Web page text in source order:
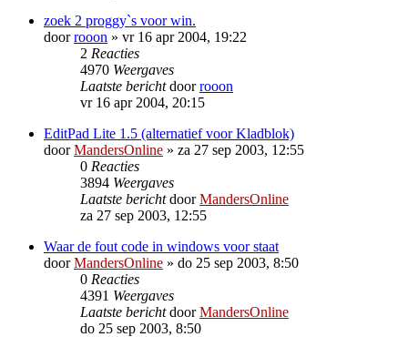
zoek 2 proggy`s voor win.
doorrooon » vr 16 apr 2004, 19:22
2 Reacties
4970 Weergaves
Laatste berichtdoorrooon
vr 16 apr 2004, 20:15
EditPad Lite 1.5 (alternatief voor Kladblok)
doorMandersOnline » za 27 sep 2003, 12:55
0 Reacties
3894 Weergaves
Laatste berichtdoorMandersOnline
za 27 sep 2003, 12:55
Waar de fout code in windows voor staat
doorMandersOnline » do 25 sep 2003, 8:50
0 Reacties
4391 Weergaves
Laatste berichtdoorMandersOnline
do 25 sep 2003, 8:50